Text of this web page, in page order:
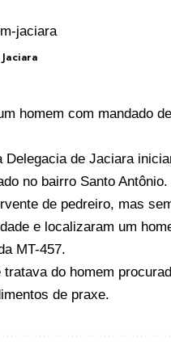
homem com mandado
de Jaciara
no bairro Santo
de pedreiro, mas
e localizaram um
MT-457.
do homem
de praxe.